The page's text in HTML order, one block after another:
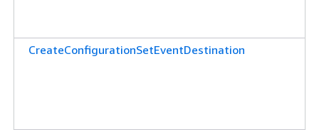
CreateConfigurationSetEventDestination